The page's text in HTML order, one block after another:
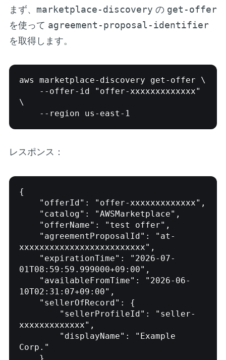
まず、 marketplace-discovery の get-offer
を使って agreement-proposal-identifier
を取得します。
aws marketplace-discovery get-offer \
\
レスポンス：
{
xxxxxxxxxxxxxxxxxxxxxxxxx",
01T08:59:59.999000+09:00",
10T02:31:07+09:00",
xxxxxxxxxxxxx",
Corp."